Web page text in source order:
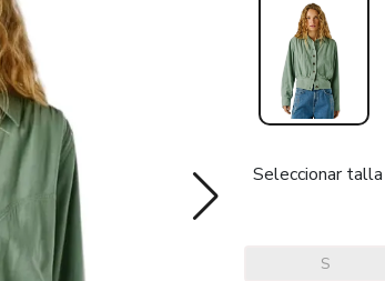
Seleccionar talla
S